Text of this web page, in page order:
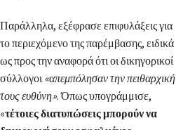
Παράλληλα, εξέφρασε επιφυλάξεις για
το περιεχόμενο της παρέμβασης, ειδικά
ως προς την αναφορά ότι οι δικηγορικοί
σύλλογοι «απεμπόλησαν την πειθαρχική
τους ευθύνη». Όπως υπογράμμισε,
«τέτοιες διατυπώσεις μπορούν να